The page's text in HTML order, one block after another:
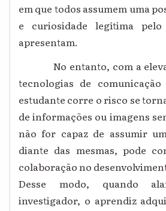
em que todos assumem uma
e curiosidade legítima
apresentam.
No entanto, com a
tecnologias de
estudante corre o risco se
de informações ou imagens
não for capaz de assumir
diante das mesmas, pode
colaboração no
Desse modo, quando
investigador, o aprendiz